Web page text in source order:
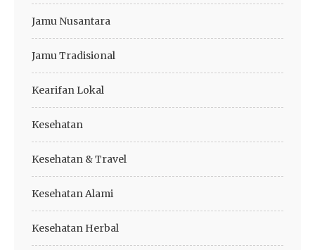
Jamu Nusantara
Jamu Tradisional
Kearifan Lokal
Kesehatan
Kesehatan & Travel
Kesehatan Alami
Kesehatan Herbal